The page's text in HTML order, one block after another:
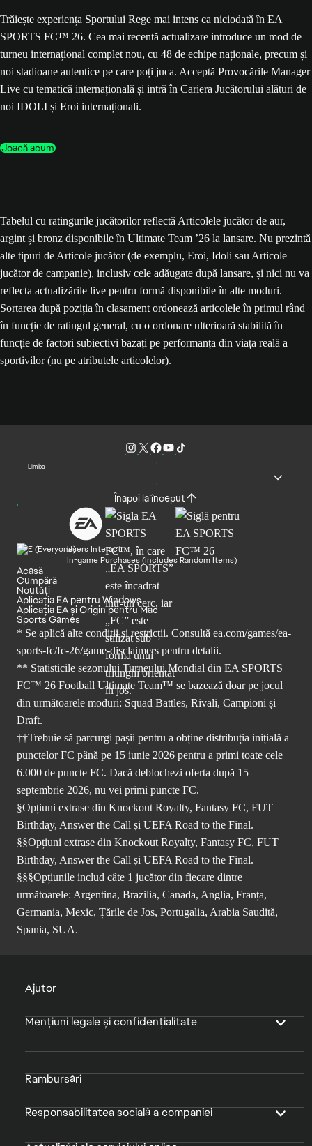
Trăiește experiența Sportului Rege mai intens ca niciodată în EA
SPORTS FC™ 26. Cea mai recentă actualizare introduce un mod de
turneu internațional complet nou, cu 48 de echipe naționale, precum și
noi stadioane autentice pe care poți juca. Acceptă Provocările Manager
Live cu tematică internațională și intră în Cariera Jucătorului alături de
noi IDOLI și Eroi internaționali.
Joacă acum
Tabelul cu ratingurile jucătorilor reflectă Articolele jucător de aur,
argint și bronz disponibile în Ultimate Team ’26 la lansare. Nu prezintă
alte tipuri de Articole jucător (de exemplu, Eroi, Idoli sau Articole
jucător de campanie), inclusiv cele adăugate după lansare, și nici nu va
reflecta actualizările live pentru formă disponibile în alte moduri.
Sortarea după poziția în clasament ordonează articolele în primul rând
în funcție de ratingul general, cu o ordonare ulterioară stabilită în
funcție de factori subiectivi bazați pe performanța din viața reală a
sportivilor (nu pe atributele articolelor).
Limba
Înapoi la început
Users Interact
In-game Purchases (Includes Random Items)
Acasă
Cumpără
Noutăți
Aplicația EA pentru Windows
Aplicația EA și Origin pentru Mac
Sports Games
* Se aplică alte condiții și restricții. Consultă ea.com/games/ea-
sports-fc/fc-26/game-disclaimers pentru detalii.
** Statisticile sezonului Turneului Mondial din EA SPORTS
FC™ 26 Football Ultimate Team™ se bazează doar pe jocul
din următoarele moduri: Squad Battles, Rivali, Campioni și
Draft.
††Trebuie să parcurgi pașii pentru a obține distribuția inițială a
punctelor FC până pe 15 iunie 2026 pentru a primi toate cele
6.000 de puncte FC. Dacă deblochezi oferta după 15
septembrie 2026, nu vei primi puncte FC.
§Opțiuni extrase din Knockout Royalty, Fantasy FC, FUT
Birthday, Answer the Call și UEFA Road to the Final.
§§Opțiuni extrase din Knockout Royalty, Fantasy FC, FUT
Birthday, Answer the Call și UEFA Road to the Final.
§§§Opțiunile includ câte 1 jucător din fiecare dintre
următoarele: Argentina, Brazilia, Canada, Anglia, Franța,
Germania, Mexic, Țările de Jos, Portugalia, Arabia Saudită,
Spania, SUA.
Ajutor
Mențiuni legale și confidențialitate
Rambursări
Responsabilitatea socială a companiei